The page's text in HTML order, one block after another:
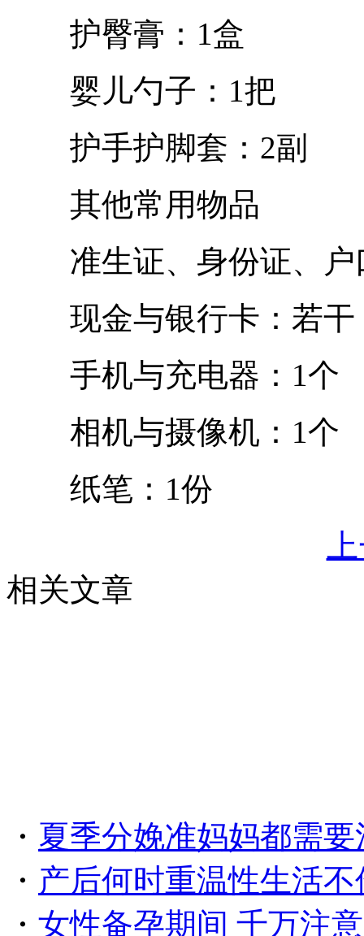
护臀膏：1盒
婴儿勺子：1把
护手护脚套：2副
其他常用物品
准生证、身份证、户
现金与银行卡：若干
手机与充电器：1个
相机与摄像机：1个
纸笔：1份
相关文章
・ 夏季分娩准妈妈都需
・ 产后何时重温性生活不
・ 女性备孕期间 千万注